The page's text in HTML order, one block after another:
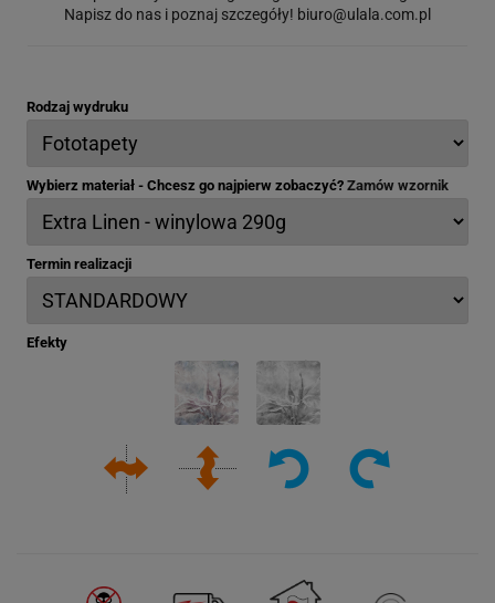
Napisz do nas i poznaj szczegóły! biuro@ulala.com.pl
Rodzaj wydruku
Wybierz materiał - Chcesz go najpierw zobaczyć? Zamów wzornik
Termin realizacji
Efekty